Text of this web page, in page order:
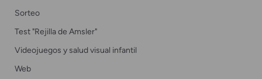
Sorteo
Test "Rejilla de Amsler"
Videojuegos y salud visual infantil
Web